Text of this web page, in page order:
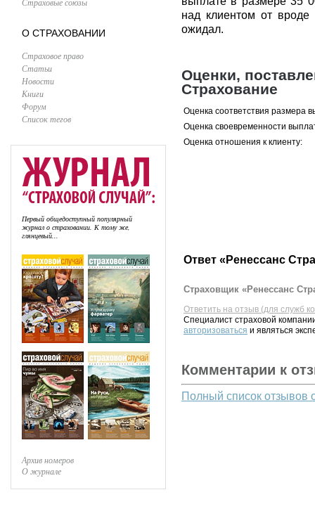
О СТРАХОВАНИИ
Страховое право
Статьи
Новости
Книги
Форум
Список тегов
Первый общедоступный популярный
журнал о страховании. К тому же,
глянцевый...
Архив номеров
О журнале
над клиентом от
ожидал.
Оценки,
Страхование
Оценка соответствия размера
Оценка своевременности
Оценка отношения к клиенту:
Ответ «Ренессанс
Страховщик «Ренессанс
Ответить на отзыв (для служб
Специалист страховой
авторизоваться и являться
Комментарии к
Полный список отзывов